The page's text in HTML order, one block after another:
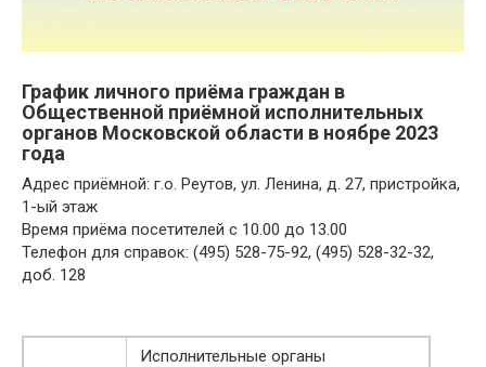
График личного приёма граждан в
Общественной приёмной исполнительных
органов Московской области в ноябре 2023
года
Адрес приёмной: г.о. Реутов, ул. Ленина, д. 27, пристройка,
1-ый этаж
Время приёма посетителей с 10.00 до 13.00
Телефон для справок: (495) 528-75-92, (495) 528-32-32,
доб. 128
Исполнительные органы